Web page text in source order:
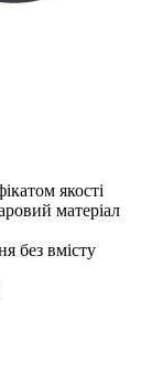
якості
матеріал
без вмісту